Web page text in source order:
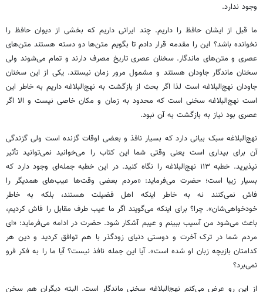
وجود ندارد.
ما قبل از ایشان حافظ را داریم. چند ایرانی داریم که بخشی از دیوان حافظ را
نخوانده باشد؟ این را مقدمه قرار دادم تا بگویم متن‌ها دو دسته هستند متن‌های
عصری و متن‌های ماندگار. سخنان عصری تاریخ مصرف دارند و تمام می‌شوند ولی
سخنان ماندگار جاودان هستند و مشمول مرور زمان نیستند. یکی از این سخنان
جاودان نهج‌البلاغه است لذا اگر بحث از بازگشت به نهج‌البلاغه داریم به خاطر این
است نهج‌البلاغه سخنی است که محدود به زمان و مکان خاصی نیست و الا اگر
عصری بود نیاز به بازگشت به آن نبود.
نهج‌البلاغه سبک بیانی دارد که بسیار نافذ و بعضی اوقات گزنده است ولی گزندگی
آن برای بیداری است یعنی وقتی شما این کتاب را می‌خوانید نمی‌توانید تأثیر
نپذیرید. خطبه ۱۱۳ نهج‌البلاغه را نگاه کنید. در این خطبه جمله‌ای وجود دارد که
بسیار زیبا است؛ حضرت می‌فرماید: «مردم بعضی وقت‌ها عیب‌های همدیگر را
فاش نمی‌کنند نه به خاطر اینکه اهل فضیلت هستند، بلکه به خاطر
خودخواهی‌شان». چرا؟ برای اینکه می‌گویند اگر ما عیب طرف مقابل را فاش کردیم،
باعث می‌شود من آسیب ببینم و عیبم آشکار شود. حضرت در ادامه می‌فرماید: «ای
مردم شما در ترک آخرت و دوستی دنیای زودگذر با هم توافق کردید و دین هر
کدامتان بازیچه زبان او شده است». آیا این جمله نافذ نیست؟ آیا ما را به فکر فرو
نمی‌برد؟
از این رو عرض می‌کنم نهج‌البلاغه سخنی ماندگار است. البته دیگران هم سخن